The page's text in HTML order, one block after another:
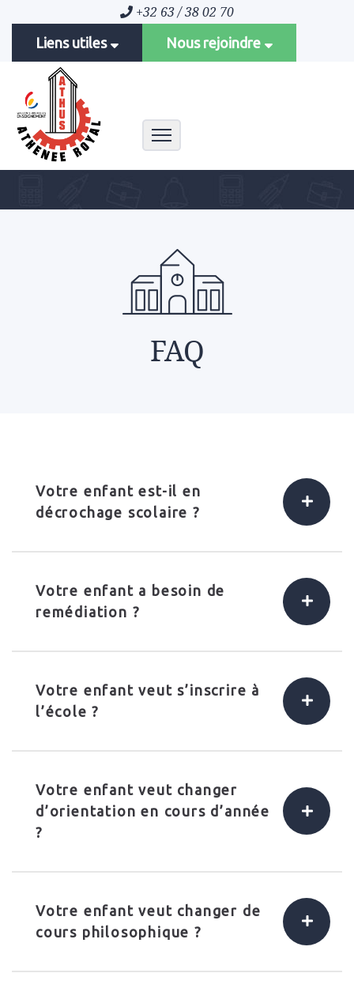
+32 63 / 38 02 70
Liens utiles Nous rejoindre
Toggle navigation
FAQ
Votre enfant est-il en
décrochage scolaire ?
Votre enfant a besoin de
remédiation ?
Votre enfant veut s’inscrire à
l’école ?
Votre enfant veut changer
d’orientation en cours d’année
?
Votre enfant veut changer de
cours philosophique ?